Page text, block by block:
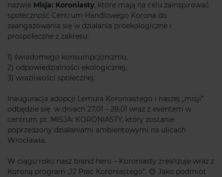
nazwie Misja: Koroniasty, które mają na celu zainspirować
społeczność Centrum Handlowego Korona do
zaangażowania się w działania proekologiczne i
prospołeczne z zakresu:
1) świadomego konsumpcjonizmu,
2) odpowiedzialności ekologicznej,
3) wrażliwości społecznej.
Inauguracja adopcji Lemura Koroniastego i naszej „misji”
odbędzie się w dniach 27.01 – 28.01 wraz z eventem w
centrum pt. MISJA: KORONIASTY, który zostanie
poprzedzony działaniami ambientowymi na ulicach
Wrocławia.
W ciągu roku nasz brand hero – Koroniasty zrealizuje wraz z
Koroną program „12 Prac Koroniastego”. 😊 Jako podmiot